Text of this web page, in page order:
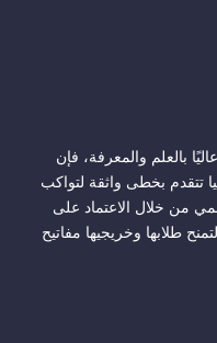
بالعلم والمعرفة، فإن
تتقدم بخطى واثقة لتواكب
من خلال الاعتماد على
طلابها وخريجيها مفاتيح